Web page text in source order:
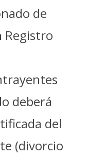
de
Registro
deberá
del
(divorcio